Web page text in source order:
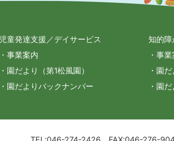
児童発達支援／デイサービス
・事業案内
・園だより（第1松風園）
・園だよりバックナンバー
知的障
・事
・園
・園